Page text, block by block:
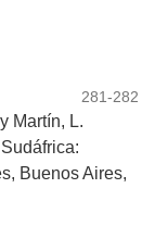
281-282
Martín, L.
Buenos Aires,